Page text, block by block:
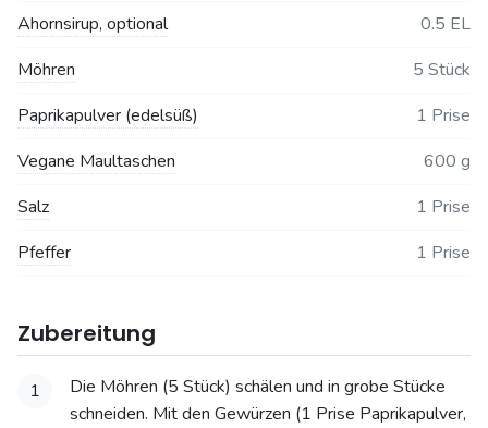
Ahornsirup, optional
0.5 EL
Möhren
5 Stück
Paprikapulver (edelsüß)
1 Prise
Vegane Maultaschen
600 g
Salz
1 Prise
Pfeffer
1 Prise
Zubereitung
1
Die Möhren (5 Stück) schälen und in grobe Stücke
schneiden. Mit den Gewürzen (1 Prise Paprikapulver,